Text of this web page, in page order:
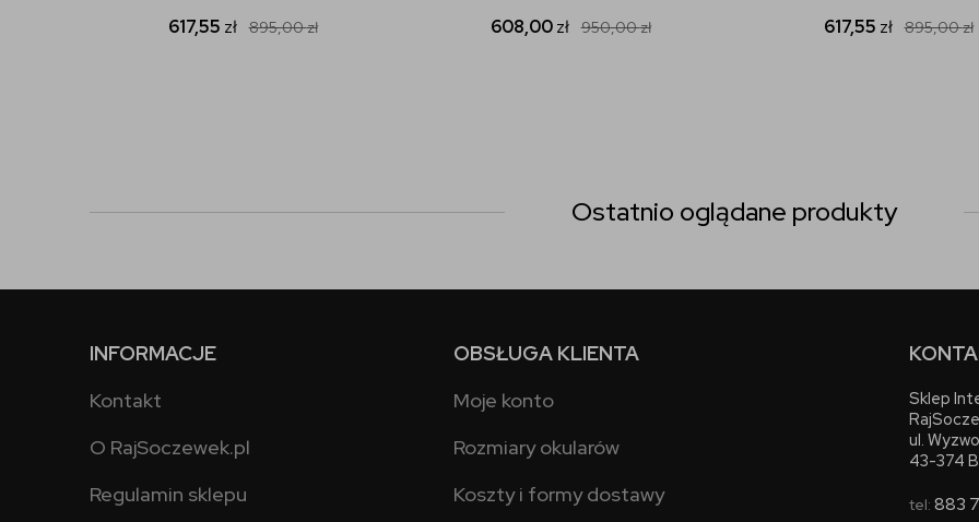
617,55 zł 895,00zł
608,00zł 950,00zł
617,55 zł 895,00zł
Ostatnio oglądane produkty
INFORMACJE
Kontakt
O RajSoczewek.pl
Regulamin sklepu
OBSŁUGA KLIENTA
Moje konto
Rozmiary okularów
Koszty i formy dostawy
Sklep
ul.
43-374
tel: 883